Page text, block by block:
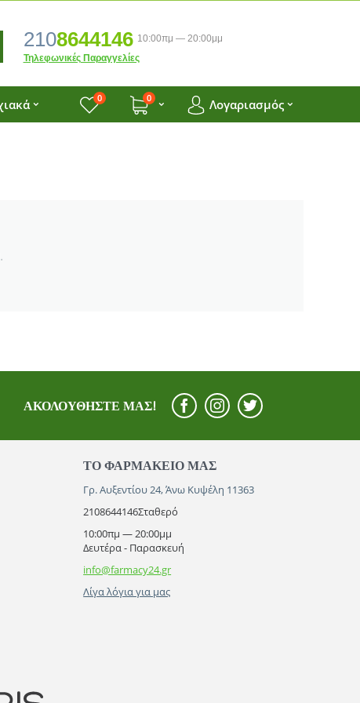
2108644146 10:00πμ — 20:00μμ
Τηλεφωνικές Παραγγελίες
Λογαριασμός
0
0
ΑΚΟΛΟΥΘΉΣΤΕ ΜΑΣ!
ΤΟ ΦΑΡΜΑΚΕΊΟ ΜΑΣ
Γρ. Αυξεντίου 24, Άνω Κυψέλη 11363
2108644146Σταθερό
10:00πμ — 20:00μμ
Δευτέρα - Παρασκευή
info@farmacy24.gr
Λίγα λόγια για μας